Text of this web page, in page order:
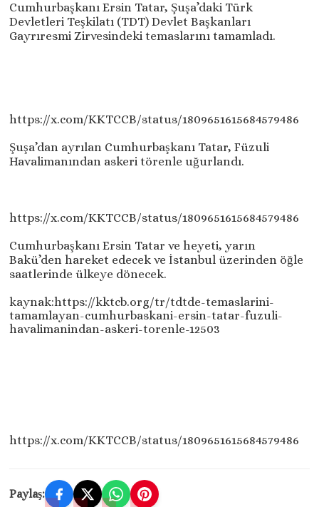
Cumhurbaşkanı Ersin Tatar, Şuşa’daki Türk
Devletleri Teşkilatı (TDT) Devlet Başkanları
Gayrıresmi Zirvesindeki temaslarını tamamladı.
https://x.com/KKTCCB/status/1809651615684579486
Şuşa’dan ayrılan Cumhurbaşkanı Tatar, Füzuli
Havalimanından askeri törenle uğurlandı.
https://x.com/KKTCCB/status/1809651615684579486
Cumhurbaşkanı Ersin Tatar ve heyeti, yarın
Bakü’den hareket edecek ve İstanbul üzerinden öğle
saatlerinde ülkeye dönecek.
kaynak:https://kktcb.org/tr/tdtde-temaslarini-
tamamlayan-cumhurbaskani-ersin-tatar-fuzuli-
havalimanindan-askeri-torenle-12503
https://x.com/KKTCCB/status/1809651615684579486
Paylaş: